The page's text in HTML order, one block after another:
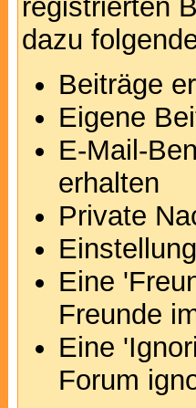
registrierten
dazu
Beiträge
Eigene
E-Mail-
erhalten
Private
Eine
Freunde
Eine
Forum